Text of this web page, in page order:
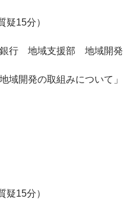
疑15分）
銀行 地域支援部 地域開発
域開発の取組みについて」
疑15分）